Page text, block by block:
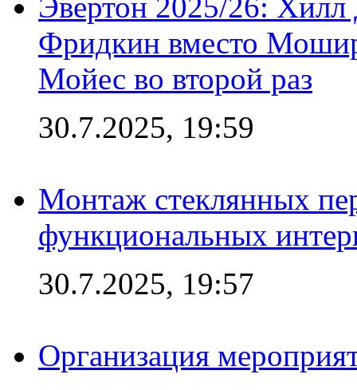
Фридкин вместо
Мойес во второй раз
30.7.2025, 19:59
Монтаж стеклянных
функциональных
30.7.2025, 19:57
Организация